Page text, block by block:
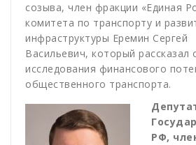
созыва, член фракции «Единая
комитета по транспорту и
инфраструктуры Еремин Сергей
Васильевич, который рассказал
исследования финансового
общественного транспорта.
РФ,